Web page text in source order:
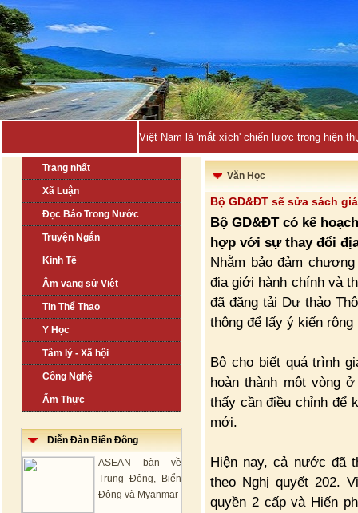
Việt Nam là 'mắt xích' chiến lược trong hiện
Trang nhất
Xã Luận
Đọc Báo Trong Nước
Truyện Ngắn
Kinh Tế
Âm vang sử Việt
Tin Thể Thao
Y Học
Tâm lý - Xã hội
Công Nghệ
Ẩm Thực
Diễn Đàn Biển Đông
ASEAN bàn về
Trung Đông, Biển
Đông và Myanmar
Văn Học
Bộ GD&ĐT sẽ sửa sách
Bộ GD&ĐT có kế
hợp với sự thay đổi
Nhằm bảo đảm
địa giới hành chính và
đã đăng tải Dự thảo
thông để lấy ý kiến rộng
Bộ cho biết quá trình
hoàn thành một vòng
thấy cần điều chỉnh để
mới.
Hiện nay, cả nước đã
theo Nghị quyết 202.
quyền 2 cấp và Hiến